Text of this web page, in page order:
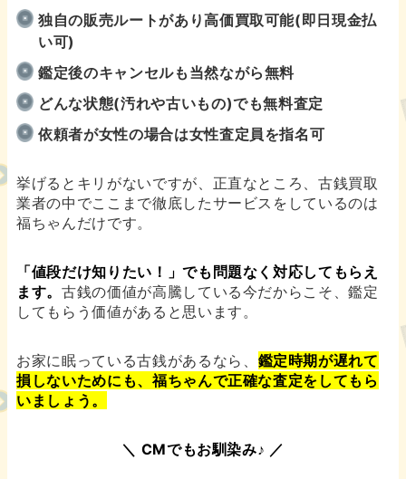
独自の販売ルートがあり高価買取可能(即日現金払
い可)
鑑定後のキャンセルも当然ながら無料
どんな状態(汚れや古いもの)でも無料査定
依頼者が女性の場合は女性査定員を指名可
挙げるとキリがないですが、正直なところ、古銭買取
業者の中でここまで徹底したサービスをしているのは
福ちゃんだけです。
「値段だけ知りたい！」でも問題なく対応してもらえ
ます。 古銭の価値が高騰している今だからこそ、鑑定
してもらう価値があると思います。
お家に眠っている古銭があるなら、 鑑定時期が遅れて
損しないためにも、福ちゃんで正確な査定をしてもら
いましょう。
＼ CMでもお馴染み♪ ／